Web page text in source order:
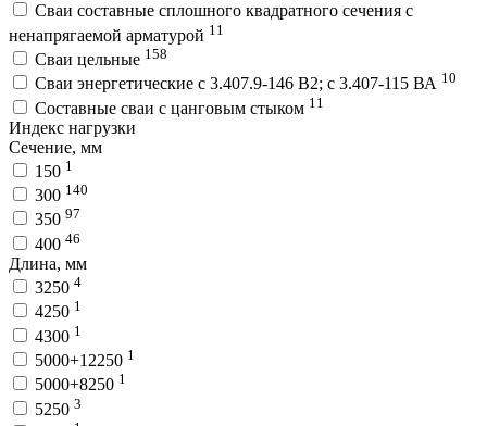
Сваи составные сплошного квадратного сечения с
ненапрягаемой арматурой 11
Сваи цельные 158
Сваи энергетические с 3.407.9-146 В2; с 3.407-115 ВА 10
Составные сваи с цанговым стыком 11
Индекс нагрузки
Сечение, мм
150 1
300 140
350 97
400 46
Длина, мм
3250 4
4250 1
4300 1
5000+12250 1
5000+8250 1
5250 3